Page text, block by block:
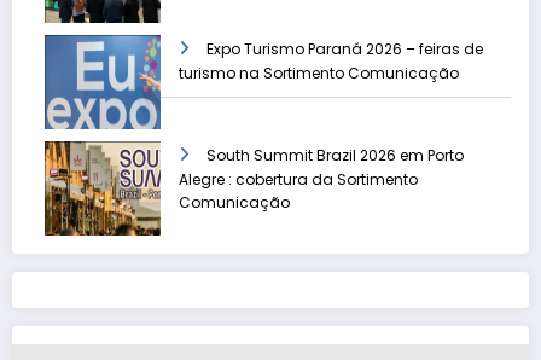
Expo Turismo Paraná 2026 – feiras de
turismo na Sortimento Comunicação
South Summit Brazil 2026 em Porto
Alegre : cobertura da Sortimento
Comunicação